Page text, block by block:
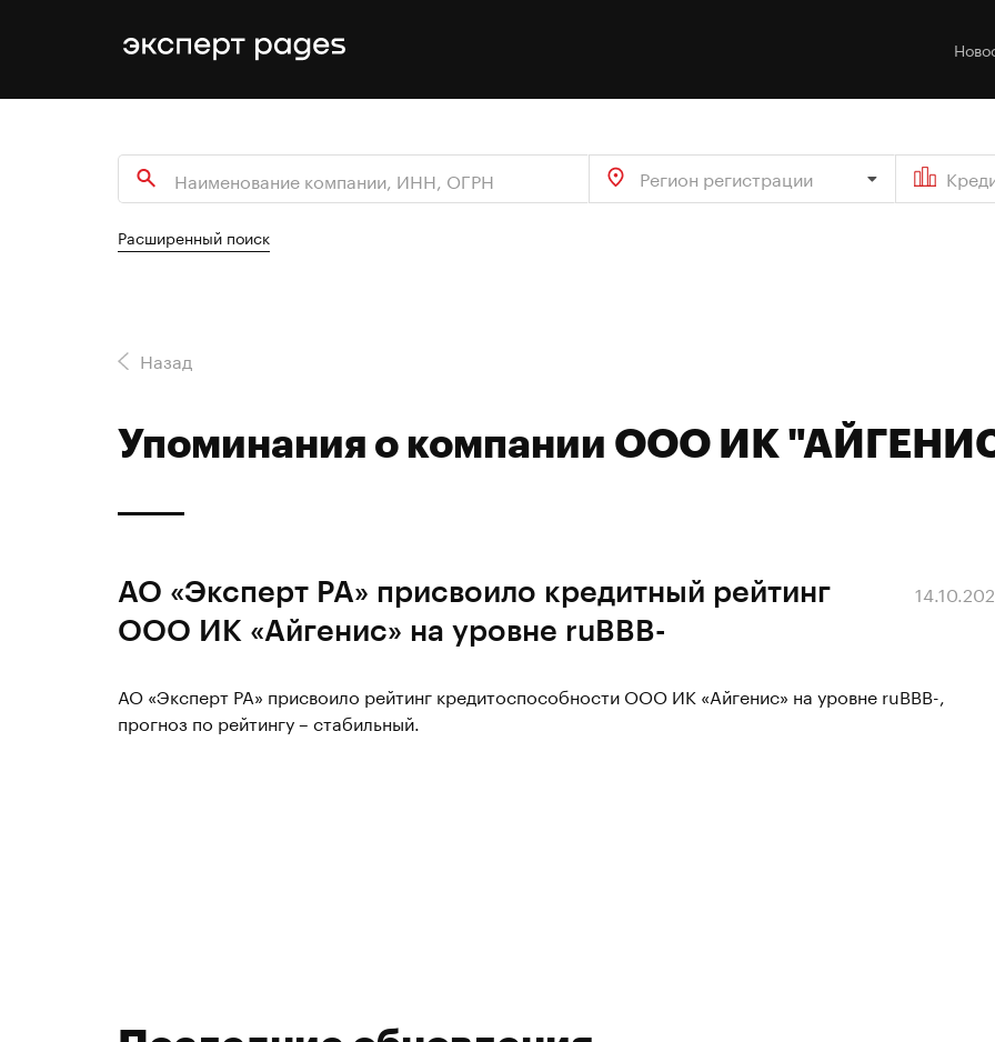
Регион регистрации
Расширенный поиск
Назад
Упоминания о компании ООО ИК
АО «Эксперт РА» присвоило кредитный рейтинг
ООО ИК «Айгенис» на уровне ruBBB-
АО «Эксперт РА» присвоило рейтинг кредитоспособности ООО ИК «Айгенис» на уровне ruBBB-,
прогноз по рейтингу – стабильный.